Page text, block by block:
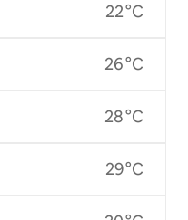
22 °C
26 °C
28 °C
29 °C